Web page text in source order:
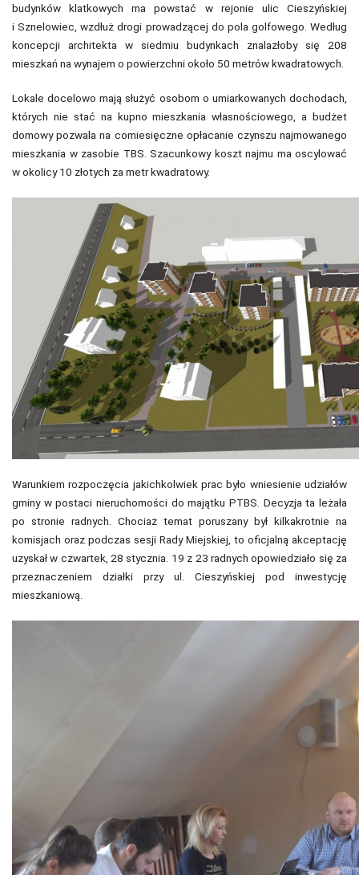
budynków klatkowych ma powstać w rejonie ulic Cieszyńskiej
i Sznelowiec, wzdłuż drogi prowadzącej do pola golfowego. Według
koncepcji architekta w siedmiu budynkach znalazłoby się 208
mieszkań na wynajem o powierzchni około 50 metrów kwadratowych.
Lokale docelowo mają służyć osobom o umiarkowanych dochodach,
których nie stać na kupno mieszkania własnościowego, a budżet
domowy pozwala na comiesięczne opłacanie czynszu najmowanego
mieszkania w zasobie TBS. Szacunkowy koszt najmu ma oscylować
w okolicy 10 złotych za metr kwadratowy.
Warunkiem rozpoczęcia jakichkolwiek prac było wniesienie udziałów
gminy w postaci nieruchomości do majątku PTBS. Decyzja ta leżała
po stronie radnych. Chociaż temat poruszany był kilkakrotnie na
komisjach oraz podczas sesji Rady Miejskiej, to oficjalną akceptację
uzyskał w czwartek, 28 stycznia. 19 z 23 radnych opowiedziało się za
przeznaczeniem działki przy ul. Cieszyńskiej pod inwestycję
mieszkaniową.